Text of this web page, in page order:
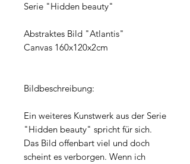
Serie "Hidden beauty"
Abstraktes Bild "Atlantis"
Canvas 160x120x2cm
Bildbeschreibung:
Ein weiteres Kunstwerk aus der Serie
"Hidden beauty" spricht für sich.
Das Bild offenbart viel und doch
scheint es verborgen. Wenn ich